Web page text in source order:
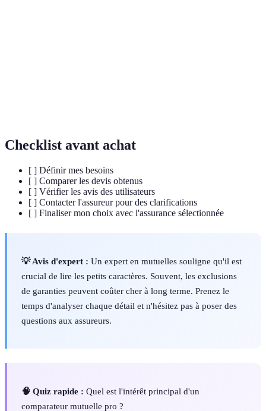
Checklist avant achat
[ ] Définir mes besoins
[ ] Comparer les devis obtenus
[ ] Vérifier les avis des utilisateurs
[ ] Contacter l'assureur pour des clarifications
[ ] Finaliser mon choix avec l'assurance sélectionnée
💡 Avis d'expert : Un expert en mutuelles souligne qu'il est
crucial de lire les petits caractères. Souvent, les exclusions
de garanties peuvent coûter cher à long terme. Prenez le
temps d'analyser chaque détail et n'hésitez pas à poser des
questions aux assureurs.
🧠 Quiz rapide : Quel est l'intérêt principal d'un
comparateur mutuelle pro ?